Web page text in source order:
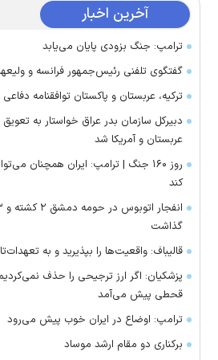
آخرین اخبار
ترامپ: جنگ بزودی پایان می‌یابد
گفتگوی تلفنی رئیس‌جمهور فرانسه و
ترکیه، عربستان و پاکستان توافقنامه
دبیرکل سازمان بدر عراق خواستار به
عربستان و آمریکا شد
روز ۱۶۰ جنگ | ترامپ: ایران همچنان
کند
گذاشت
قالیباف: واقعیت‌ها را بپذیرید و به
پزشکیان: اگر ارز ترجیحی را حذف
قحطی پیش می‌آمد
ترامپ: اوضاع در ایران خوب پیش می‌رود
برکناری دو مقام ارشد موساد